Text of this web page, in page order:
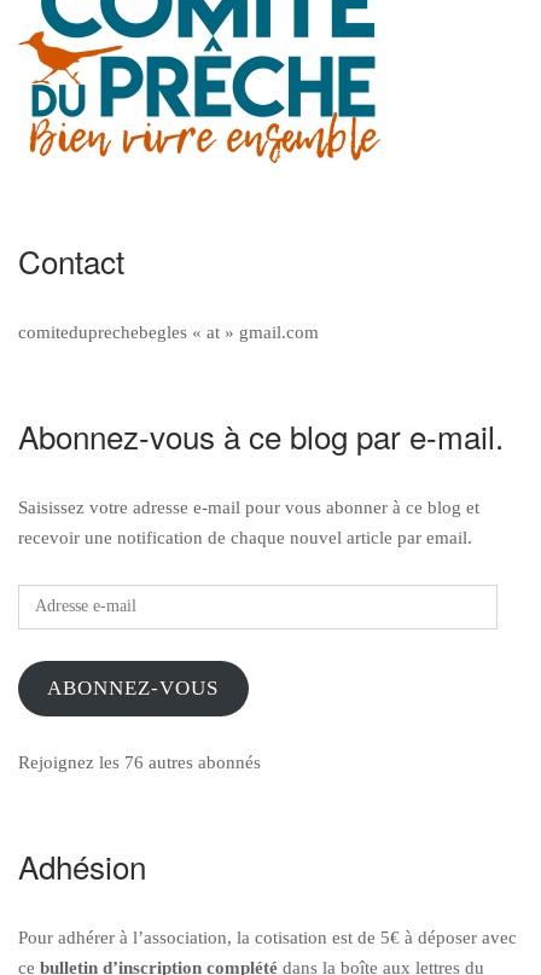
Contact
comiteduprechebegles « at » gmail.com
Abonnez-vous à ce blog par e-mail.
Saisissez votre adresse e-mail pour vous abonner à ce blog et
recevoir une notification de chaque nouvel article par email.
Adresse
e-
ABONNEZ-VOUS
Rejoignez les 76 autres abonnés
Adhésion
Pour adhérer à l’association, la cotisation est de 5€ à déposer avec
ce bulletin d’inscription complété dans la boîte aux lettres du